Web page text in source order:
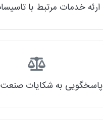
ارئه خدمات مرتبط با
پاسخگویی به شکایات